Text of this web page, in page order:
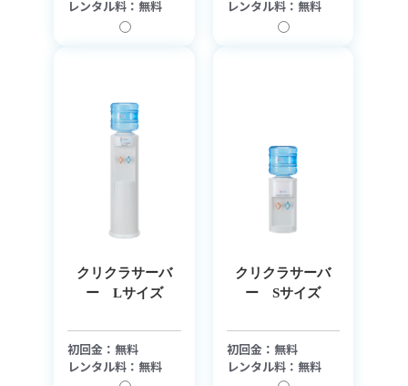
レンタル料：無料 レンタル料：無料
クリクラサーバ
ー Lサイズ
初回金：無料
レンタル料：無料
クリクラサーバ
ー Sサイズ
初回金：無料
レンタル料：無料